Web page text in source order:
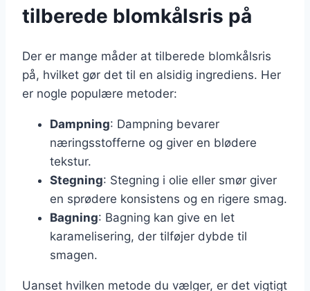
tilberede blomkålsris på
Der er mange måder at tilberede blomkålsris
på, hvilket gør det til en alsidig ingrediens. Her
er nogle populære metoder:
Dampning: Dampning bevarer
næringsstofferne og giver en blødere
tekstur.
Stegning: Stegning i olie eller smør giver
en sprødere konsistens og en rigere smag.
Bagning: Bagning kan give en let
karamelisering, der tilføjer dybde til
smagen.
Uanset hvilken metode du vælger, er det vigtigt